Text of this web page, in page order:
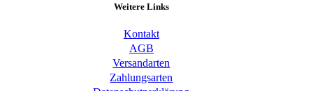
Weitere Links
Kontakt
AGB
Versandarten
Zahlungsarten